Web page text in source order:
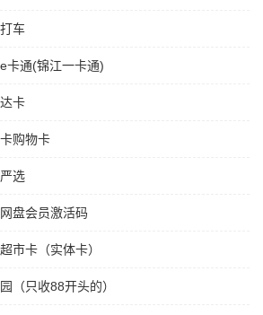
车
卡通(锦江一卡通)
卡
购物卡
选
盘会员激活码
市卡（实体卡）
（只收88开头的）